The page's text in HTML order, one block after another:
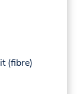
(fibre)